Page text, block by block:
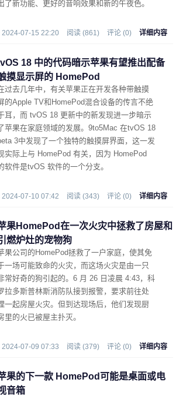
了新功能、更好的音响效果和新的午夜色。
2024-07-15 22:20 阅读 (861) 评论 (0) 详细内容
18 中的代码暗示苹果有望推出配备
摸显示屏的 HomePod
过去几年中，有关苹果正在开发各种带触摸
的Apple TV和HomePod混合设备的传言不绝
耳，而 tvOS 18 更新中的新发现进一步暗示
苹果在家庭领域的发展。9to5Mac 在tvOS 18
3中发现了一个独特的触摸屏界面，这一发
实际上与 HomePod 有关，因为 HomePod
软件是tvOS 软件的一个分支。
2024-07-10 07:42 阅读 (343) 评论 (0) 详细内容
果HomePod在一次火灾中拯救了房屋和
燃炉灶的宠物狗
果公司的HomePod拯救了一户家庭，使其免
一场可能致命的火灾，而这场火灾是由一只
常好奇的狗引起的。6 月 26 日凌晨 4:43，科
拉多斯普林斯消防队接到报警，要求前往处
一起房屋火灾。但到达现场后，他们发现厨
里的火已被屋主扑灭。
2024-07-09 07:33 阅读 (379) 评论 (0) 详细内容
果的下一款 HomePod可能是桌面或电
音箱